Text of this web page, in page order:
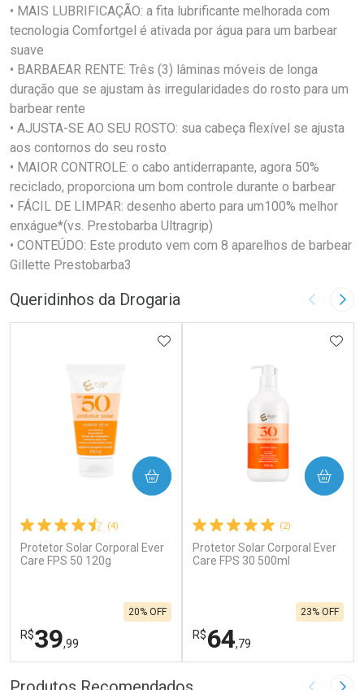
• MAIS LUBRIFICAÇÃO: a fita lubrificante melhorada com
tecnologia Comfortgel é ativada por água para um barbear
suave
• BARBAEAR RENTE: Três (3) lâminas móveis de longa
duração que se ajustam às irregularidades do rosto para um
barbear rente
• AJUSTA-SE AO SEU ROSTO: sua cabeça flexível se ajusta
aos contornos do seu rosto
• MAIOR CONTROLE: o cabo antiderrapante, agora 50%
reciclado, proporciona um bom controle durante o barbear
• FÁCIL DE LIMPAR: desenho aberto para um100% melhor
enxágue*(vs. Prestobarba Ultragrip)
• CONTEÚDO: Este produto vem com 8 aparelhos de barbear
Gillette Prestobarba3
Queridinhos da Drogaria Imagem
(4)
Protetor Solar Corporal Ever
Care FPS 50 120g
R$39,99
20% OFF
ADICIONAR AOS FAVORITOS
COMPRAR
FECHAR
FECHAR
(2)
Protetor Solar Corporal Ever
Care FPS 30 500ml
R$64,79
23% OFF
COMPRAR